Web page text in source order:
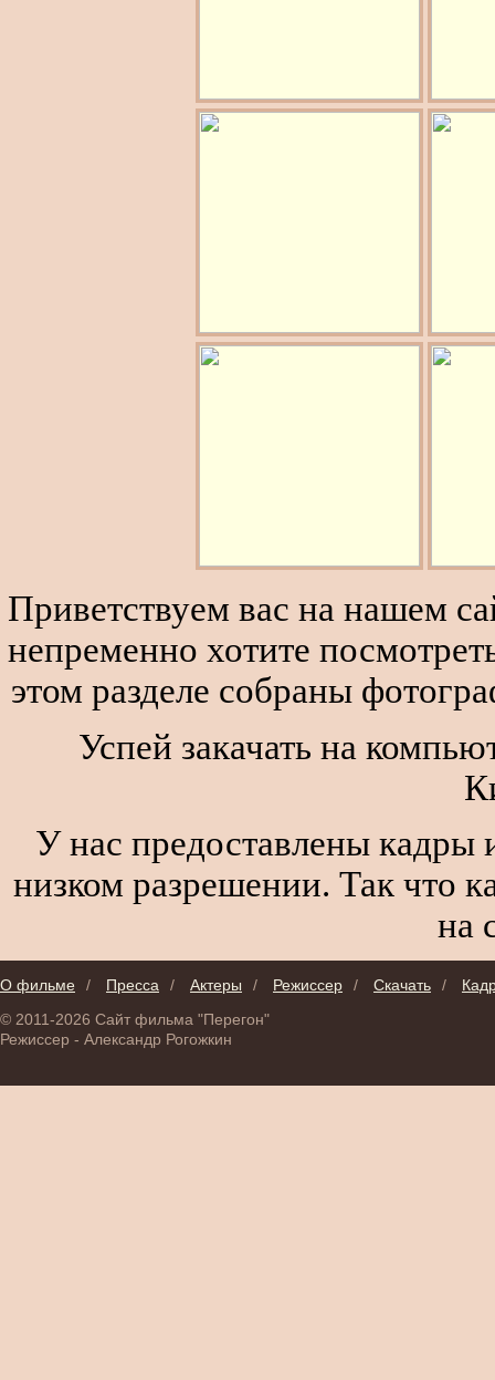
Приветствуем вас на нашем
непременно хотите
этом разделе собраны
Успей закачать на
У нас предоставлены кадры
низком разрешении. Так что
на
О фильме / Пресса / Актеры / Режиссер / Скачать /
© 2011-2026 Сайт фильма "Перегон"
Режиссер - Александр Рогожкин